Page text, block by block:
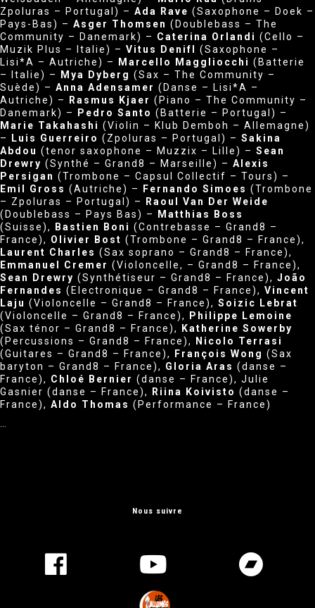
Zpoluras – Portugal) – Ada Rave (Saxophone – Doek –
Pays-Bas) – Asger Thomsen (Doublebass – The
Community – Danemark) – Caterina Orlandi (Cello –
Muzik Plus – Italie) – Vitus Denifl
(Saxophone –
Lisi*A – Autriche) –
Marcello Maggliocchi (Batterie
– Italie) –
Mya Dyberg (Sax – The Community –
Suède) – Anna Adensamer (Danse – Lisi*A –
Autriche) –
Rasmus Kjaer (Piano – The Community –
Danemark) –
Pedro Santo (Batterie – Portugal) –
Marie Takahashi (Violin – Klub Demboh – Allemagne)
–
Luis Guerreiro (Zpoluras – Portugal) – Sakina
Abdou (tenor saxophone – Muzzix – Lille) – Sean
Drewry (Synthé – Grand8 – Marseille) – Alexis
Persigan (Trombone – Capsul Collectif – Tours) –
Emil Gross (Autriche) – Fernando Simoes (Trombone
– Zpoluras – Portugal) –
Raoul Van Der Weide
(Doublebass – Pays Bas) –
Matthias Boss
(Suisse),
Bastien Boni (Contrebasse – Grand8 –
France), Olivier Bost (Trombone – Grand8 – France),
Laurent Charles (Sax soprano – Grand8 – France),
Emmanuel Cremer (Violoncelle, – Grand8 – France),
Sean Drewry (Synthétiseur – Grand8 – France), João
Fernandes (Electronique – Grand8 – France), Vincent
Laju (Violoncelle – Grand8 – France), Soizic Lebrat
(Violoncelle – Grand8 – France),
Philippe Lemoine
(Sax ténor – Grand8 – France),
Katherine Sowerby
(Percussions – Grand8 – France),
Nicolo Terrasi
(Guitares – Grand8 – France),
François Wong (Sax
baryton – Grand8 – France), Gloria Aras (danse –
France), Chloé Bernier (danse – France), Julie
Gasnier (danse – France),
Riina Koivisto (danse –
France), Aldo Thomas (Performance – France)
…
Nous suivre